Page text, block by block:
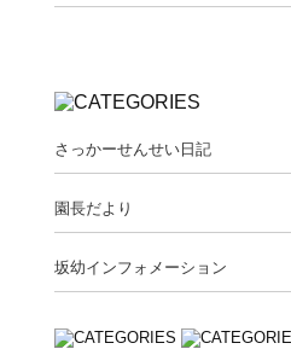
さっかーせんせい日記
園長だより
坂幼インフォメーション